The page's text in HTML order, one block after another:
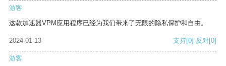
游客
这款加速器VPM应用程序已经为我们带来了无限的隐私保护和自由。
2024-01-13 支持[0] 反对[0]
游客